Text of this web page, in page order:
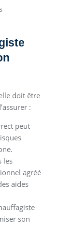
doit être
:
peut
les
agréé
aides
son